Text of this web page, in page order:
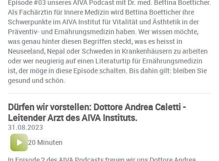
Episode #03 unseres AIVA Podcast mit Dr. med. Bettina Boetticher.
Als Fachärztin für Innere Medizin wird Bettina Boetticher ihre
Schwerpunkte im AIVA Institut für Vitalität und Ästhtetik in der
Präventiv- und Ernährungsmedizin haben. Wer wissen möchte,
was genau hinter diesen Begriffen steckt, was es heisst in
Neuseeland, Nepal oder Schweden in Krankenhäusern zu arbeiten
oder wer neugierig auf einen Literaturtip für Ernährungsmedizin
ist, der möge in diese Episode schalten. Bis dahin gilt: bleiben Sie
gesund und schön.
Dürfen wir vorstellen: Dottore Andrea Caletti -
Leitender Arzt des AIVA Instituts.
31.08.2023
20 Minuten